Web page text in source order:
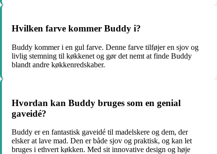
Hvilken farve kommer Buddy i?
Buddy kommer i en gul farve. Denne farve tilføjer en sjov og
livlig stemning til køkkenet og gør det nemt at finde Buddy
blandt andre køkkenredskaber.
Hvordan kan Buddy bruges som en genial
gaveidé?
Buddy er en fantastisk gaveidé til madelskere og dem, der
elsker at lave mad. Den er både sjov og praktisk, og kan let
bruges i ethvert køkken. Med sit innovative design og høje